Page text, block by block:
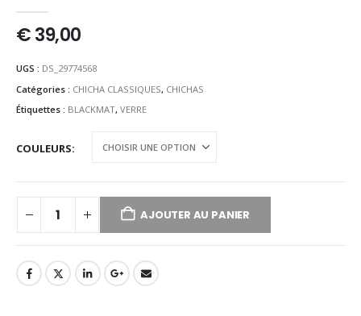
€39,00
UGS : DS_29774568
Catégories : CHICHA CLASSIQUES, CHICHAS
Étiquettes : BLACKMAT, VERRE
COULEURS
AJOUTER AU PANIER